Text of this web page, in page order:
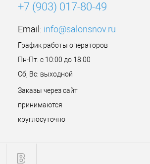
+7 (903) 017-80-49
Email: info@salonsnov.ru
График работы операторов
Пн-Пт: с 10:00 до 18:00
Сб, Вс: выходной
Заказы через сайт
принимаются
круглосуточно